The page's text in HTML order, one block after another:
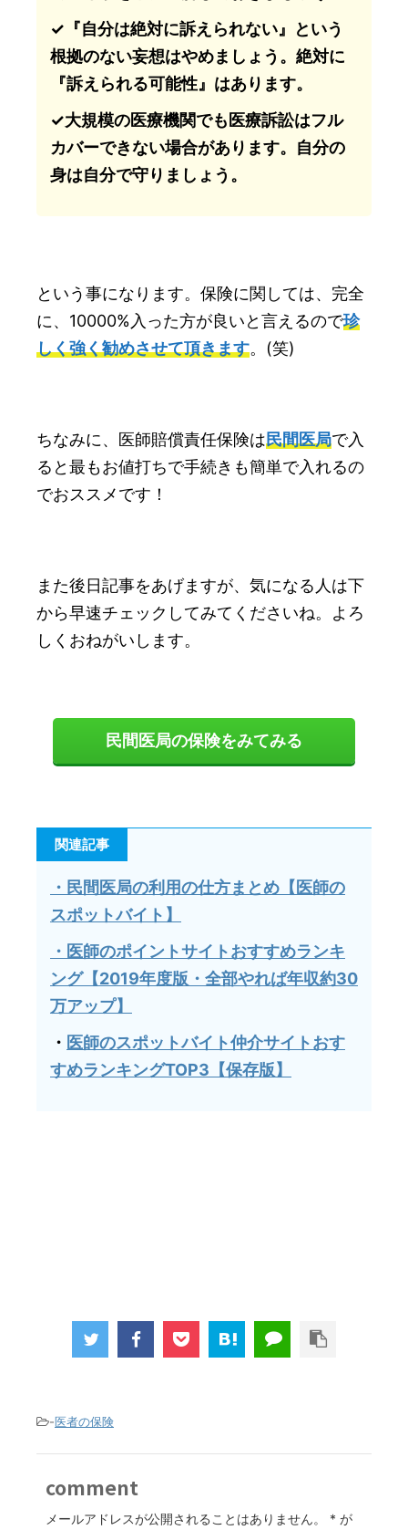
✓『自分は絶対に訴えられない』という
根拠のない妄想はやめましょう。絶対に
『訴えられる可能性』はあります。
✓大規模の医療機関でも医療訴訟はフル
カバーできない場合があります。自分の
身は自分で守りましょう。
という事になります。保険に関しては、完全
に、10000%入った方が良いと言えるので珍
しく強く勧めさせて頂きます。(笑)
ちなみに、医師賠償責任保険は民間医局で入
ると最もお値打ちで手続きも簡単で入れるの
でおススメです！
また後日記事をあげますが、気になる人は下
から早速チェックしてみてくださいね。よろ
しくおねがいします。
民間医局の保険をみてみる
関連記事
・民間医局の利用の仕方まとめ【医師の
スポットバイト】
・医師のポイントサイトおすすめランキ
ング【2019年度版・全部やれば年収約30
万アップ】
・ 医師のスポットバイト仲介サイトおす
すめランキングTOP3【保存版】
-医者の保険
comment
メールアドレスが公開されることはありません。 * が